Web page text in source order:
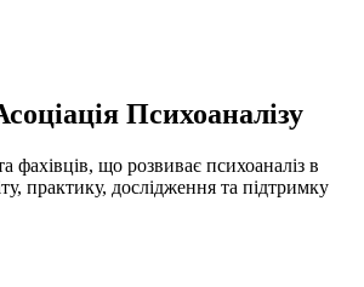
Психоаналізу
фахівців, що розвиває психоаналіз в
практику, дослідження та підтримку